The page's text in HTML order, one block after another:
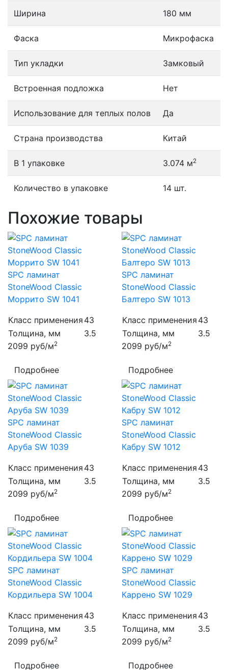
Ширина 180 мм
Фаска Микрофаска
Тип укладки Замковый
Встроенная подложка Нет
Использование для теплых полов Да
Страна производства Китай
В 1 упаковке 3.074 м2
Количество в упаковке 14 шт.
Похожие товары
SPC ламинат
StoneWood Classic
Моррито SW 1041
Класс применения 43
Толщина, мм
3.5
2099 руб/м2
Подробнее
SPC ламинат
StoneWood Classic
Балтеро SW 1013
Класс применения 43
Толщина, мм
3.5
2099 руб/м2
Подробнее
SPC ламинат
StoneWood Classic
Аруба SW 1039
Класс применения 43
Толщина, мм
3.5
2099 руб/м2
Подробнее
SPC ламинат
StoneWood Classic
Кабру SW 1012
Класс применения 43
Толщина, мм
3.5
2099 руб/м2
Подробнее
SPC ламинат
StoneWood Classic
Кордильера SW 1004
Класс применения 43
Толщина, мм
3.5
2099 руб/м2
Подробнее
SPC ламинат
StoneWood Classic
Каррено SW 1029
Класс применения 43
Толщина, мм
3.5
2099 руб/м2
Подробнее